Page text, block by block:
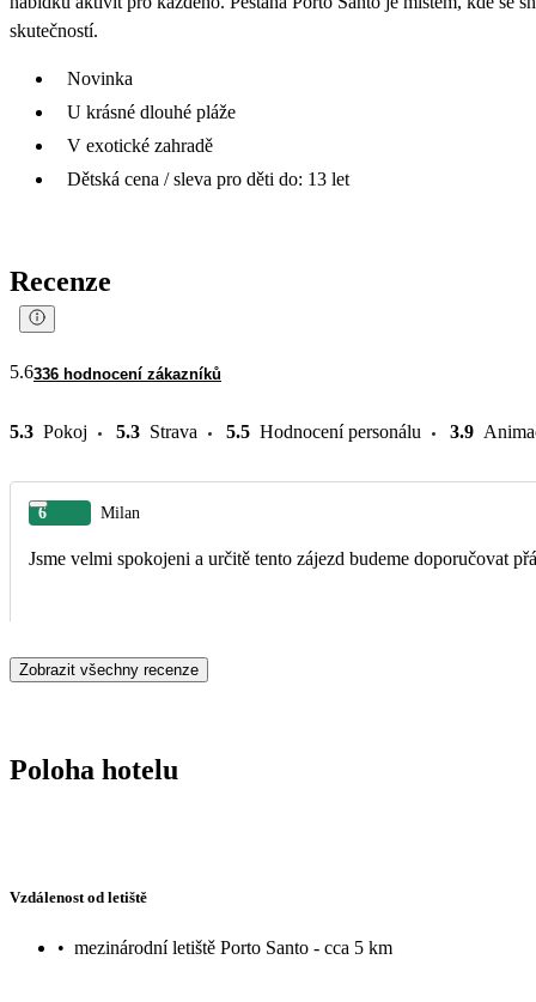
skutečností.
Novinka
U krásné dlouhé pláže
V exotické zahradě
Dětská cena / sleva pro děti do: 13 let
Recenze
5.6336 hodnocení zákazníků
5.3 Pokoj 5.3 Strava 5.5 Hodnocení personálu 3.9
6 Milan
Jsme velmi spokojeni a určitě tento zájezd budeme doporučovat
Zobrazit všechny recenze
Poloha hotelu
Vzdálenost od letiště
• mezinárodní letiště Porto Santo - cca 5 km